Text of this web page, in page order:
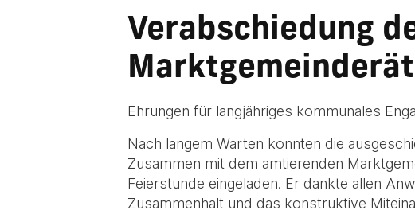
Verabschiedung
Ehrungen für langjähriges kommunales
Nach langem Warten konnten die
Zusammen mit dem amtierenden
Feierstunde eingeladen. Er dankte allen
Zusammenhalt und das konstruktive